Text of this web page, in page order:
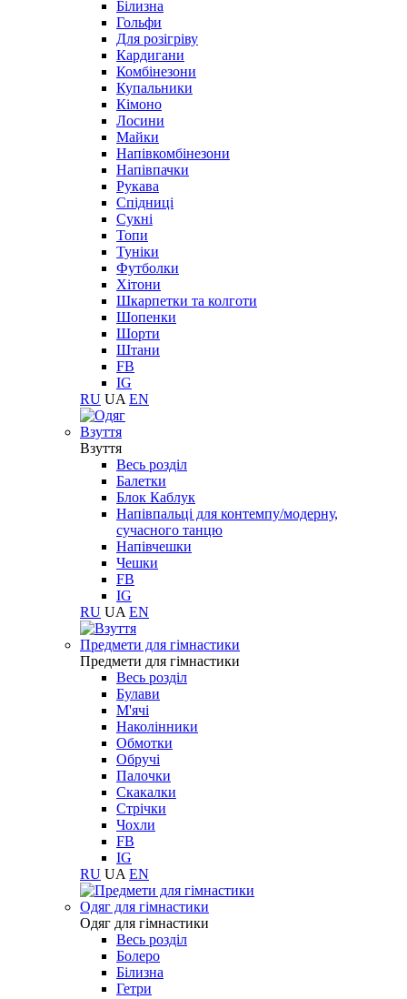
Білизна
Гольфи
Для розігріву
Кардигани
Комбінезони
Купальники
Кімоно
Лосини
Майки
Напівкомбінезони
Напівпачки
Рукава
Спідниці
Сукні
Топи
Туніки
Футболки
Хітони
Шкарпетки та колготи
Шопенки
Шорти
Штани
FB
IG
RU UA EN
Взуття
Взуття
Весь розділ
Балетки
Блок Каблук
Напівпальці для контемпу/модерну,
сучасного танцю
Напівчешки
Чешки
FB
IG
RU UA EN
Предмети для гімнастики
Предмети для гімнастики
Весь розділ
Булави
М'ячі
Наколінники
Обмотки
Обручі
Палочки
Скакалки
Стрічки
Чохли
FB
IG
RU UA EN
Одяг для гімнастики
Одяг для гімнастики
Весь розділ
Болеро
Білизна
Гетри